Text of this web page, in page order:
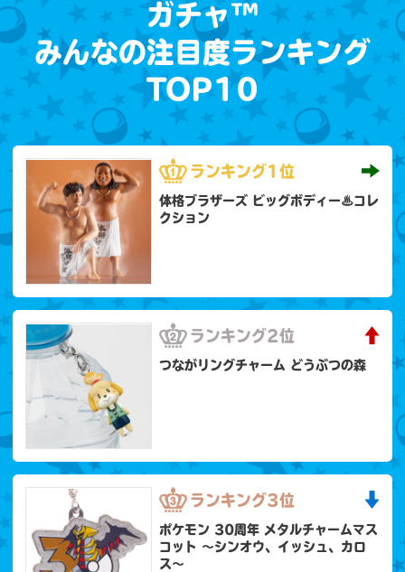
ガチャ™
みんなの注目度ランキング
TOP10
ランキング1位
体格ブラザーズ ビッグボディー♨コレ
クション
ランキング2位
つながリングチャーム どうぶつの森
ランキング3位
ポケモン 30周年 メタルチャームマス
コット 〜シンオウ、イッシュ、カロ
ス〜